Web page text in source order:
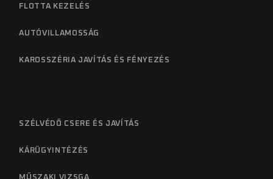
FLOTTA KEZELÉS
AUTÓVILLAMOSSÁG
KAROSSZÉRIA JAVÍTÁS ÉS FÉNYEZÉS
SZÉLVÉDŐ CSERE ÉS JAVÍTÁS
KÁRÜGYINTÉZÉS